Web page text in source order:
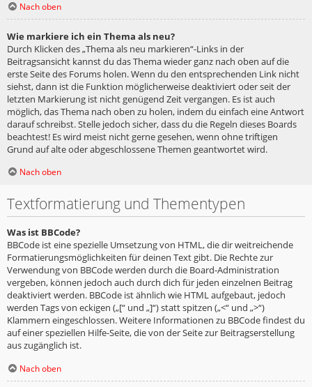
Nach oben
Wie markiere ich ein Thema als neu?
Durch Klicken des „Thema als neu markieren“-Links in der
Beitragsansicht kannst du das Thema wieder ganz nach oben auf die
erste Seite des Forums holen. Wenn du den entsprechenden Link nicht
siehst, dann ist die Funktion möglicherweise deaktiviert oder seit der
letzten Markierung ist nicht genügend Zeit vergangen. Es ist auch
möglich, das Thema nach oben zu holen, indem du einfach eine Antwort
darauf schreibst. Stelle jedoch sicher, dass du die Regeln dieses Boards
beachtest! Es wird meist nicht gerne gesehen, wenn ohne triftigen
Grund auf alte oder abgeschlossene Themen geantwortet wird.
Nach oben
Textformatierung und Thementypen
Was ist BBCode?
BBCode ist eine spezielle Umsetzung von HTML, die dir weitreichende
Formatierungsmöglichkeiten für deinen Text gibt. Die Rechte zur
Verwendung von BBCode werden durch die Board-Administration
vergeben, können jedoch auch durch dich für jeden einzelnen Beitrag
deaktiviert werden. BBCode ist ähnlich wie HTML aufgebaut, jedoch
werden Tags von eckigen („[“ und „]“) statt spitzen („<“ und „>“)
Klammern eingeschlossen. Weitere Informationen zu BBCode findest du
auf einer speziellen Hilfe-Seite, die von der Seite zur Beitragserstellung
aus zugänglich ist.
Nach oben